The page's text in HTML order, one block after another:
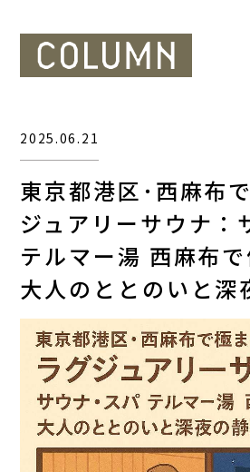
東京都港区･西麻布
ジュアリーサウナ：
テルマー湯 西麻布で
大人のととのいと深
2025.06.21